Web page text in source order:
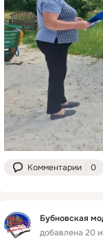
Комментарии 0
Бубновская
добавлена 20